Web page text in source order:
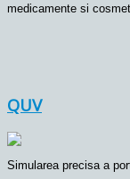
medicamente si
QUV
Simularea precisa a